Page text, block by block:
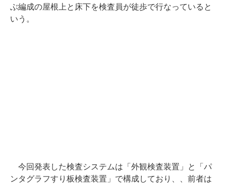
ぶ編成の屋根上と床下を検査員が徒歩で行なっていると
いう。
今回発表した検査システムは「外観検査装置」と「パ
ンタグラフすり板検査装置」で構成しており、、前者は